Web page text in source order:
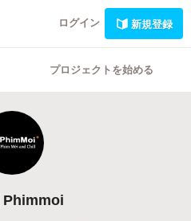
ログイン 新規登録
プロジェクトを始める